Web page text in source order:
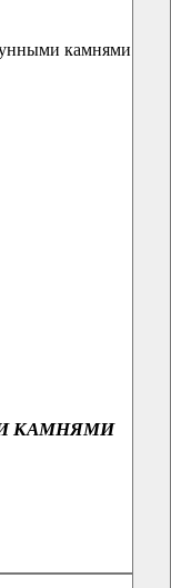
камнями
КАМНЯМИ